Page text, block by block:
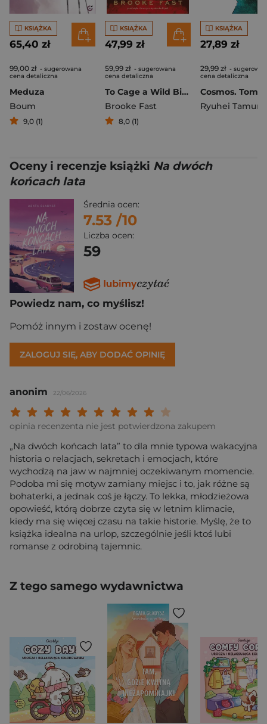
KSIĄŻKA
65,40 zł
99,00 zł - sugerowana
cena detaliczna
Meduza
Boum
9,0 (1)
KSIĄŻKA
47,99 zł
59,99 zł - sugerowana
cena detaliczna
To Cage a Wild Bird
Brooke Fast
8,0 (1)
KSIĄŻKA
27,89 zł
29,99 zł -
cena detaliczna
Cosmos. Tom 2
Ryuhei Tamura
Oceny i recenzje książki Na dwóch
końcach lata
Średnia ocen:
7.53 /10
Liczba ocen:
59
Powiedz nam, co myślisz!
Pomóż innym i zostaw ocenę!
ZALOGUJ SIĘ, ABY DODAĆ OPINIĘ
anonim 22/06/2026
Twoja ocena:
Twoja ocena: Wybitna 9/
Twoja ocena: Rewelacyjna 8/
Twoja ocena: Bardzo dobra 7/10"
Twoja ocena: Dobra 6/10"
Twoja ocena: Przeciętna 5/10"
Twoja ocena: Może być 4/10"
Twoja ocena: Słaba 3/10"
Twoja ocena: Bardzo słaba 2/10"
Twoja ocena: Beznadziejna 1/10"
opinia recenzenta nie jest potwierdzona zakupem
„Na dwóch końcach lata” to dla mnie typowa wakacyjna
historia o relacjach, sekretach i emocjach, które
wychodzą na jaw w najmniej oczekiwanym momencie.
Podoba mi się motyw zamiany miejsc i to, jak różne są
bohaterki, a jednak coś je łączy. To lekka, młodzieżowa
opowieść, którą dobrze czyta się w letnim klimacie,
kiedy ma się więcej czasu na takie historie. Myślę, że to
książka idealna na urlop, szczególnie jeśli ktoś lubi
romanse z odrobiną tajemnic.
Z tego samego wydawnictwa